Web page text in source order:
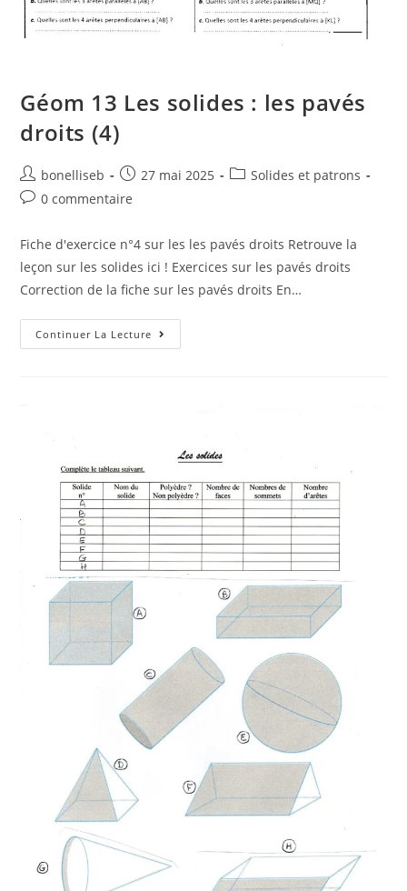
Géom 13 Les solides : les pavés
droits (4)
bonelliseb 27 mai 2025
Solides et patrons
0 commentaire
Fiche d'exercice n°4 sur les les pavés droits Retrouve la
leçon sur les solides ici ! Exercices sur les pavés droits
Correction de la fiche sur les pavés droits En…
Continuer La Lecture